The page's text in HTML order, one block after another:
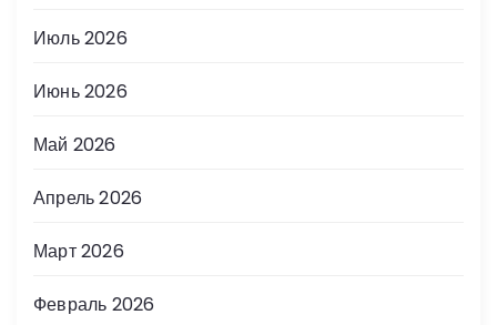
Июль 2026
Июнь 2026
Май 2026
Апрель 2026
Март 2026
Февраль 2026